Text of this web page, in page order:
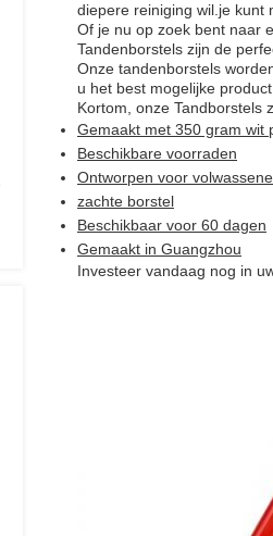
diepere reiniging wil.je kunt
Of je nu op zoek bent naar
Tandenborstels zijn de
Onze tandenborstels
u het best mogelijke product
Kortom, onze Tandborstels
Gemaakt met 350 gram wit
Beschikbare voorraden
Ontworpen voor
zachte borstel
Beschikbaar voor 60 dagen
Gemaakt in Guangzhou
Investeer vandaag nog in